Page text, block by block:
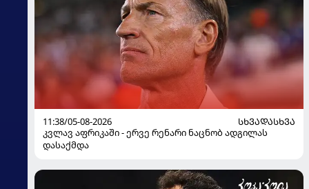
11:38/05-08-2026
ᲡᲮᲕᲐᲓᲐᲡᲮᲕᲐ
კვლავ აფრიკაში - ერვე რენარი ნაცნობ ადგილას
დასაქმდა